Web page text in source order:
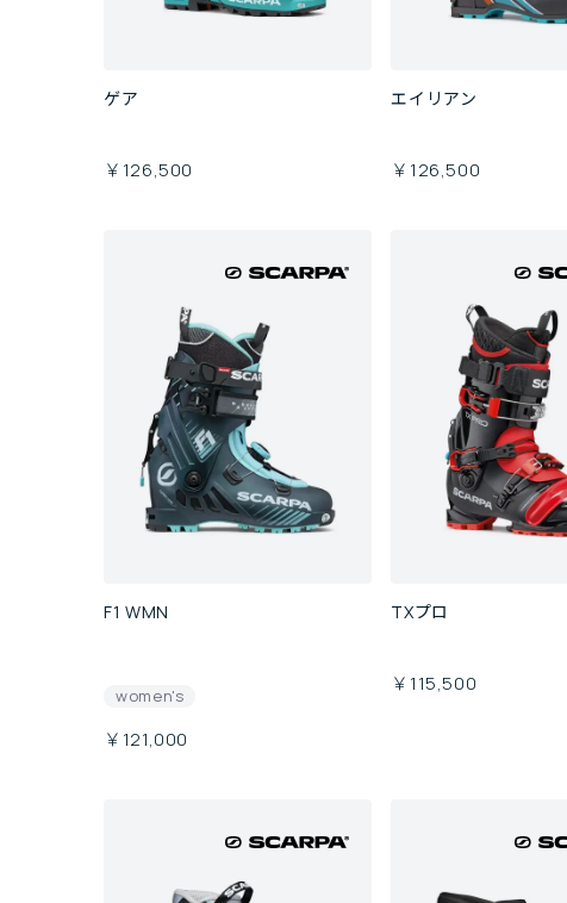
ゲア
￥126,500
エイリアン
￥126,500
F1 WMN
women's
￥121,000
TXプロ
￥115,500